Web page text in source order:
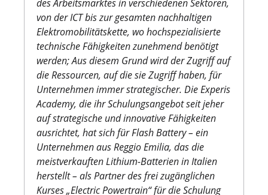
des Arbeitsmarktes in verschiedenen Sektoren,
von der ICT bis zur gesamten nachhaltigen
Elektromobilitätskette, wo hochspezialisierte
technische Fähigkeiten zunehmend benötigt
werden; Aus diesem Grund wird der Zugriff auf
die Ressourcen, auf die sie Zugriff haben, für
Unternehmen immer strategischer. Die Experis
Academy, die ihr Schulungsangebot seit jeher
auf strategische und innovative Fähigkeiten
ausrichtet, hat sich für Flash Battery – ein
Unternehmen aus Reggio Emilia, das die
meistverkauften Lithium-Batterien in Italien
herstellt – als Partner des frei zugänglichen
Kurses „Electric Powertrain“ für die Schulung